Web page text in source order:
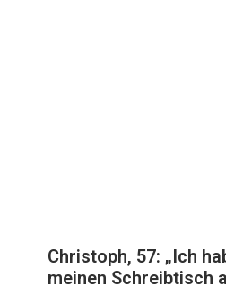
Christoph, 57: „Ich
meinen Schreibtisch